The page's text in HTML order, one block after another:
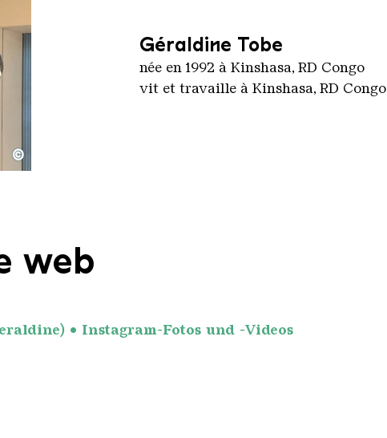
In situ an ihrem Werk
Huette
©
Géraldine Tobe
née en 1992 à Kinshasa, RD Congo
vit et travaille à Kinshasa, RD Congo
web
• Instagram-Fotos und -Videos